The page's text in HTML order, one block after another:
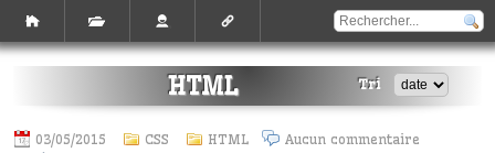
HTML Tri
03/05/2015 CSS HTML Aucun commentaire